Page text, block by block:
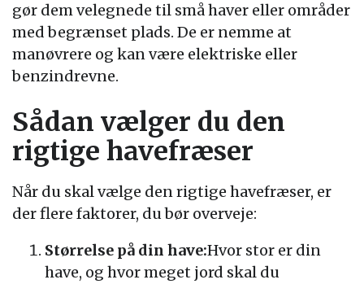
gør dem velegnede til små haver eller områder
med begrænset plads. De er nemme at
manøvrere og kan være elektriske eller
benzindrevne.
Sådan vælger du den
rigtige havefræser
Når du skal vælge den rigtige havefræser, er
der flere faktorer, du bør overveje:
Størrelse på din have:Hvor stor er din
have, og hvor meget jord skal du